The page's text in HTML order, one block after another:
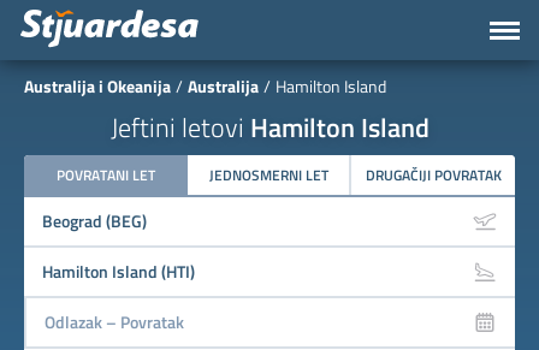
Australija i Okeanija Australija Hamilton Island
Jeftini letovi Hamilton Island
POVRATANI LET JEDNOSMERNI LET DRUGAČIJI POVRATAK